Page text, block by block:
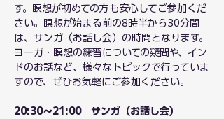
す。瞑想が初めての方も安心してご参加くだ
さい。瞑想が始まる前の8時半から30分間
は、サンガ（お話し会）の時間となります。
ヨーガ・瞑想の練習についての疑問や、イン
ドのお話など、様々なトピックで行っていま
すので、ぜひお気軽にご参加ください。
20:30〜21:00　サンガ（お話し会）